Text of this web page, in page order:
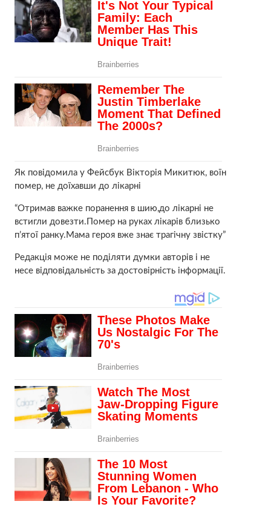
Як повідомила у Фейсбук Вікторія Микитюк, воїн
помер, не доїхавши до лікарні
“Отримав важке поранення в шию,до лікарні не
встигли довезти.Помер на руках лікарів близько
п’ятої ранку.Мама героя вже знає трагічну звістку”
Редакція може не поділяти думки авторів і не
несе відповідальність за достовірність інформації.